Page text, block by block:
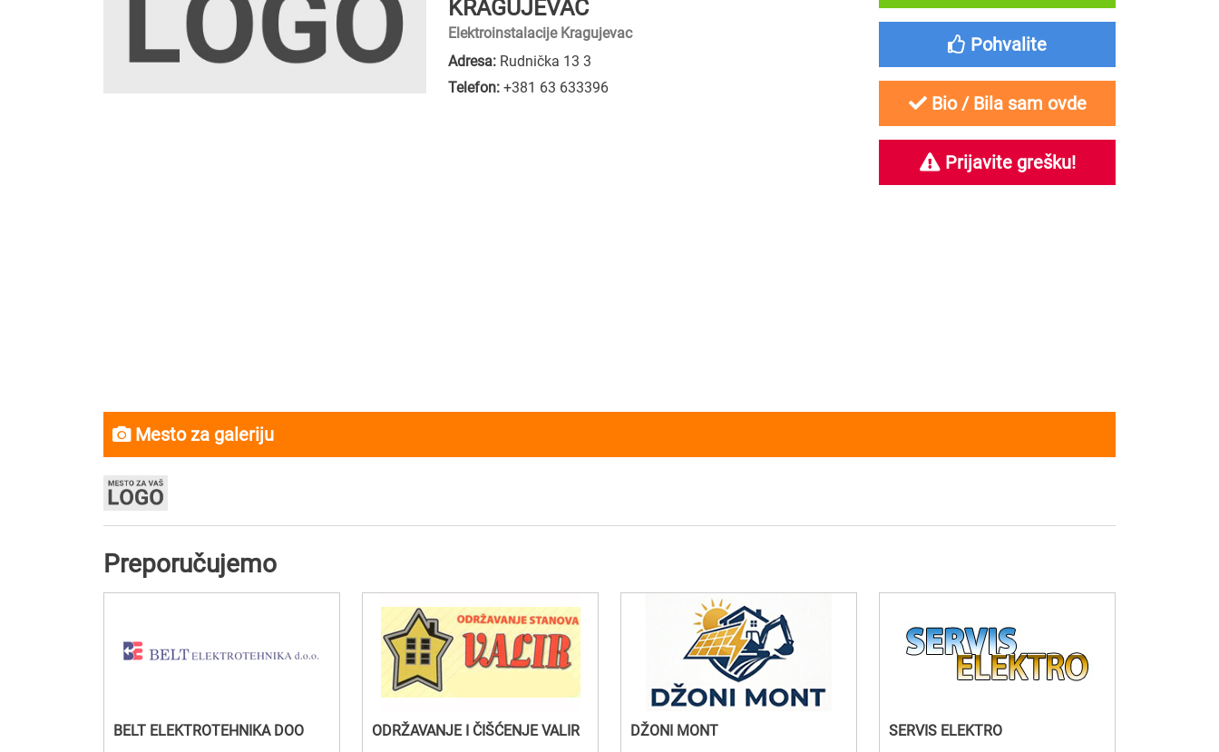
KRAGUJEVAC
Elektroinstalacije Kragujevac
Adresa: Rudnička 13 3
Telefon: +381 63 633396
Pohvalite
Bio / Bila sam ovde
Prijavite grešku!
Mesto za galeriju
Preporučujemo
BELT ELEKTROTEHNIKA DOO
ODRŽAVANJE I ČIŠĆENJE VALIR
DŽONI MONT
SERVIS ELEKTRO